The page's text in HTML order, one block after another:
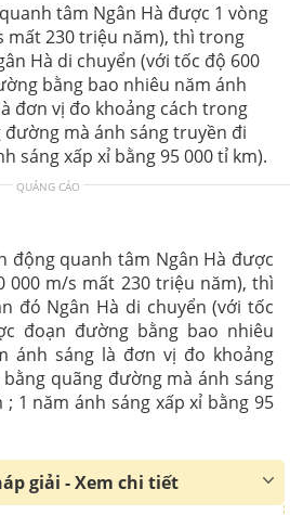
tâm Ngân Hà được 1 vòng
mất 230 triệu năm), thì trong
Hà di chuyển (với tốc độ 600
bằng bao nhiêu năm ánh
đơn vị đo khoảng cách trong
mà ánh sáng truyền đi
sáng xấp xỉ bằng 95 000 tỉ km).
QUẢNG CÁO
động quanh tâm Ngân Hà được
000 m/s mất 230 triệu năm), thì
đó Ngân Hà di chuyển (với tốc
đoạn đường bằng bao nhiêu
ánh sáng là đơn vị đo khoảng
quãng đường mà ánh sáng
1 năm ánh sáng xấp xỉ bằng 95
giải - Xem chi tiết